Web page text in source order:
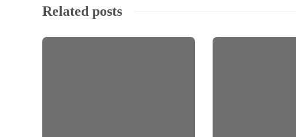
Related posts